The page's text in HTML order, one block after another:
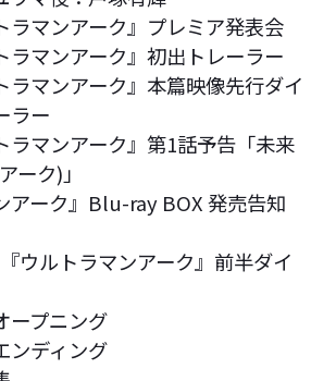
ラマンアーク』プレミア発表会
ラマンアーク』初出トレーラー
ラマンアーク』本篇映像先行ダイ
ラー
ラマンアーク』第1話予告「未来
ーク)」
アーク』Blu-ray BOX 発売告知
ウルトラマンアーク』前半ダイ
ープニング
ンディング